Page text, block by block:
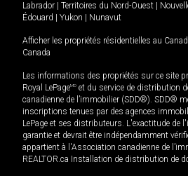
Labrador
Territoires du Nord-Ouest
Édouard
Yukon Nunavut
Afficher les propriétés résidentielles au
Canada
Les informations des propriétés sur ce site
Royal LePageMD et du service de distribution
canadienne de l’immobilier (SDD®). SDD®
inscriptions tenues par des agences
LePage et ses distributeurs. L'exactitude de
garantie et devrait être indépendamment
appartient à l'Association canadienne de
REALTOR.ca Installation de distribution de